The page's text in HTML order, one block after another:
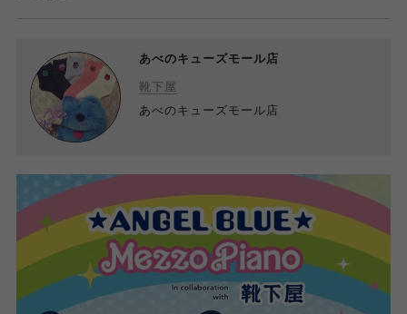
あべのキューズモール店
靴下屋
あべのキューズモール店